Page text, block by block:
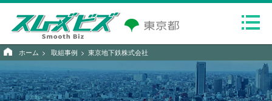
ホーム 取組事例 東京地下鉄株式会社